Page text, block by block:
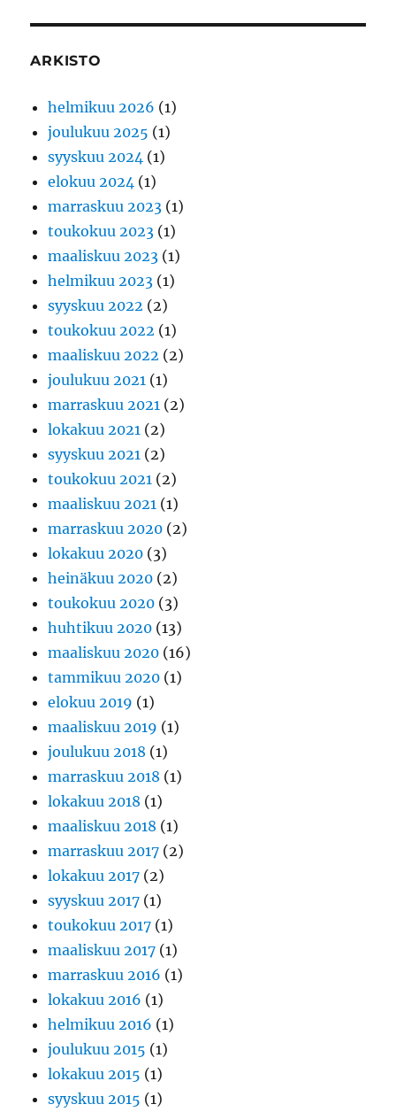
ARKISTO
helmikuu 2026 (1)
joulukuu 2025 (1)
syyskuu 2024 (1)
elokuu 2024 (1)
marraskuu 2023 (1)
toukokuu 2023 (1)
maaliskuu 2023 (1)
helmikuu 2023 (1)
syyskuu 2022 (2)
toukokuu 2022 (1)
maaliskuu 2022 (2)
joulukuu 2021 (1)
marraskuu 2021 (2)
lokakuu 2021 (2)
syyskuu 2021 (2)
toukokuu 2021 (2)
maaliskuu 2021 (1)
marraskuu 2020 (2)
lokakuu 2020 (3)
heinäkuu 2020 (2)
toukokuu 2020 (3)
huhtikuu 2020 (13)
maaliskuu 2020 (16)
tammikuu 2020 (1)
elokuu 2019 (1)
maaliskuu 2019 (1)
joulukuu 2018 (1)
marraskuu 2018 (1)
lokakuu 2018 (1)
maaliskuu 2018 (1)
marraskuu 2017 (2)
lokakuu 2017 (2)
syyskuu 2017 (1)
toukokuu 2017 (1)
maaliskuu 2017 (1)
marraskuu 2016 (1)
lokakuu 2016 (1)
helmikuu 2016 (1)
joulukuu 2015 (1)
lokakuu 2015 (1)
syyskuu 2015 (1)